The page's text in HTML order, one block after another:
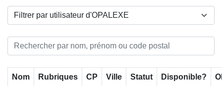
Nom Rubriques CP Ville Statut Disponible?